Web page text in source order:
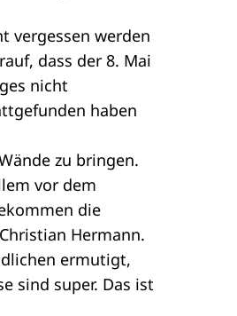
vergessen werden
dass der 8. Mai
nicht
haben
zu bringen.
vor dem
die
Hermann.
ermutigt,
sind super. Das ist